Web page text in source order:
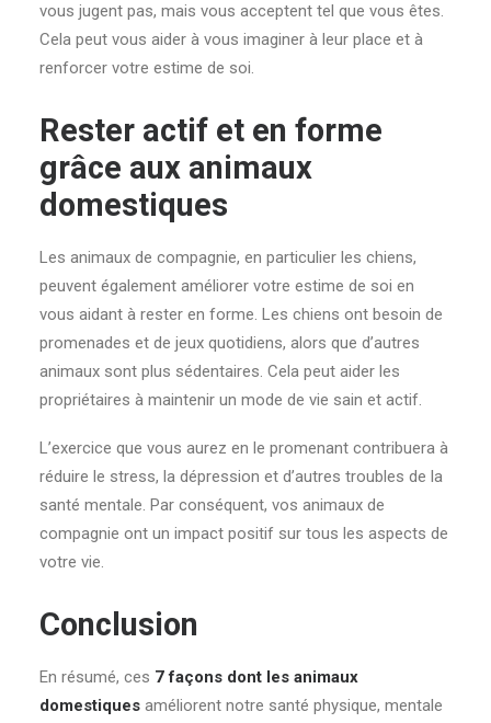
vous jugent pas, mais vous acceptent tel que vous êtes.
Cela peut vous aider à vous imaginer à leur place et à
renforcer votre estime de soi.
Rester actif et en forme
grâce aux animaux
domestiques
Les animaux de compagnie, en particulier les chiens,
peuvent également améliorer votre estime de soi en
vous aidant à rester en forme. Les chiens ont besoin de
promenades et de jeux quotidiens, alors que d’autres
animaux sont plus sédentaires. Cela peut aider les
propriétaires à maintenir un mode de vie sain et actif.
L’exercice que vous aurez en le promenant contribuera à
réduire le stress, la dépression et d’autres troubles de la
santé mentale. Par conséquent, vos animaux de
compagnie ont un impact positif sur tous les aspects de
votre vie.
Conclusion
En résumé, ces 7 façons dont les animaux
domestiques améliorent notre santé physique, mentale